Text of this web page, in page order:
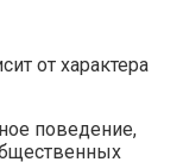
от характера
поведение,